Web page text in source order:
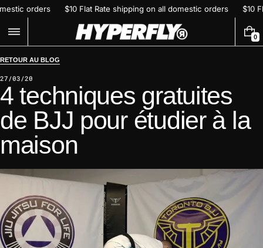
Passer
contenu
orders $10 Flat Rate shipping on all domestic orders
0
0
RETOUR AU BLOG
27/03/20
4 techniques gratuites
de BJJ pour étudier à la
maison